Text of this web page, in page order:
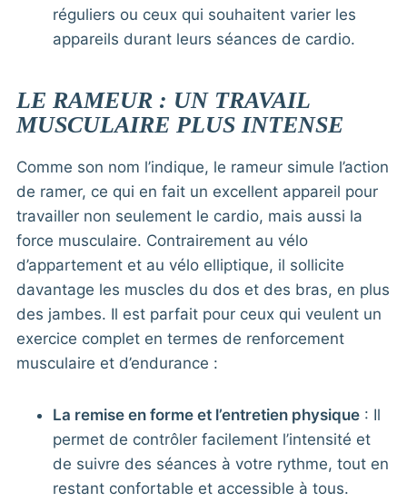
réguliers ou ceux qui souhaitent varier les
appareils durant leurs séances de cardio.
LE RAMEUR : UN TRAVAIL
MUSCULAIRE PLUS INTENSE
Comme son nom l’indique, le rameur simule l’action
de ramer, ce qui en fait un excellent appareil pour
travailler non seulement le cardio, mais aussi la
force musculaire. Contrairement au vélo
d’appartement et au vélo elliptique, il sollicite
davantage les muscles du dos et des bras, en plus
des jambes. Il est parfait pour ceux qui veulent un
exercice complet en termes de renforcement
musculaire et d’endurance :
La remise en forme et l’entretien physique: Il
permet de contrôler facilement l’intensité et
de suivre des séances à votre rythme, tout en
restant confortable et accessible à tous.